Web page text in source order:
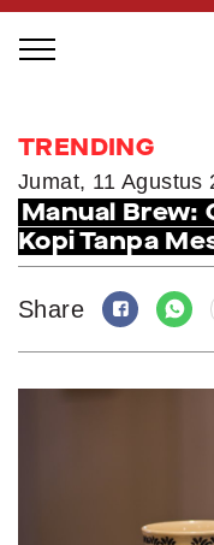
INSPIRING
INSPIRING
INSPIRING
INSPIRING
TRENDING
TRENDING
Jumat, 11 Agustus
Manual Brew:
Kopi Tanpa
Share